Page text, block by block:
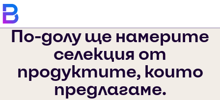
По-долу ще намерите
селекция от
продуктите, които
предлагаме.